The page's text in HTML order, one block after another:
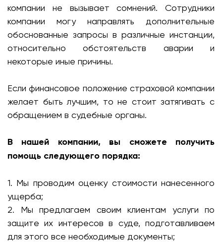
компании не вызывает сомнений. Сотрудники
компании могу направлять дополнительные
обоснованные запросы в различные инстанции,
относительно обстоятельств аварии и
некоторые иные причины.
Если финансовое положение страховой компании
желает быть лучшим, то не стоит затягивать с
обращением в судебные органы.
В нашей компании, вы сможете получить
помощь следующего порядка:
1. Мы проводим оценку стоимости нанесенного
ущерба;
2. Мы предлагаем своим клиентам услуги по
защите их интересов в суде, подготавливаем
для этого все необходимые документы;